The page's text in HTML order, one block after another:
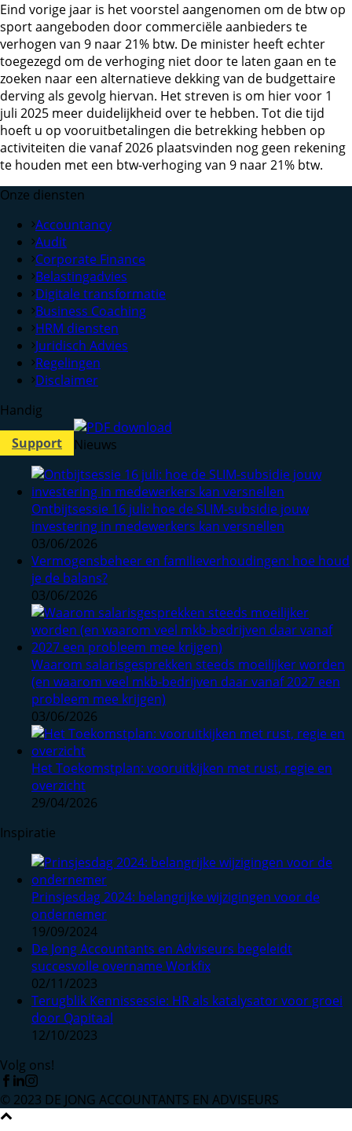
Eind vorige jaar is het voorstel aangenomen om de btw op
sport aangeboden door commerciële aanbieders te
verhogen van 9 naar 21% btw. De minister heeft echter
toegezegd om de verhoging niet door te laten gaan en te
zoeken naar een alternatieve dekking van de budgettaire
derving als gevolg hiervan. Het streven is om hier voor 1
juli 2025 meer duidelijkheid over te hebben. Tot die tijd
hoeft u op vooruitbetalingen die betrekking hebben op
activiteiten die vanaf 2026 plaatsvinden nog geen rekening
te houden met een btw-verhoging van 9 naar 21% btw.
Onze diensten
Accountancy
Audit
Corporate Finance
Belastingadvies
Digitale transformatie
Business Coaching
HRM diensten
Juridisch Advies
Regelingen
Disclaimer
Handig
Support
Nieuws
Ontbijtsessie 16 juli: hoe de SLIM-subsidie jouw
investering in medewerkers kan versnellen
03/06/2026
Vermogensbeheer en familieverhoudingen: hoe houd
je de balans?
03/06/2026
Waarom salarisgesprekken steeds moeilijker worden
(en waarom veel mkb-bedrijven daar vanaf 2027 een
probleem mee krijgen)
03/06/2026
Het Toekomstplan: vooruitkijken met rust, regie en
overzicht
29/04/2026
Inspiratie
Prinsjesdag 2024: belangrijke wijzigingen voor de
ondernemer
19/09/2024
De Jong Accountants en Adviseurs begeleidt
succesvolle overname Workfix
02/11/2023
Terugblik Kennissessie: HR als katalysator voor groei
door Qapitaal
12/10/2023
Volg ons!
© 2023 DE JONG ACCOUNTANTS EN ADVISEURS